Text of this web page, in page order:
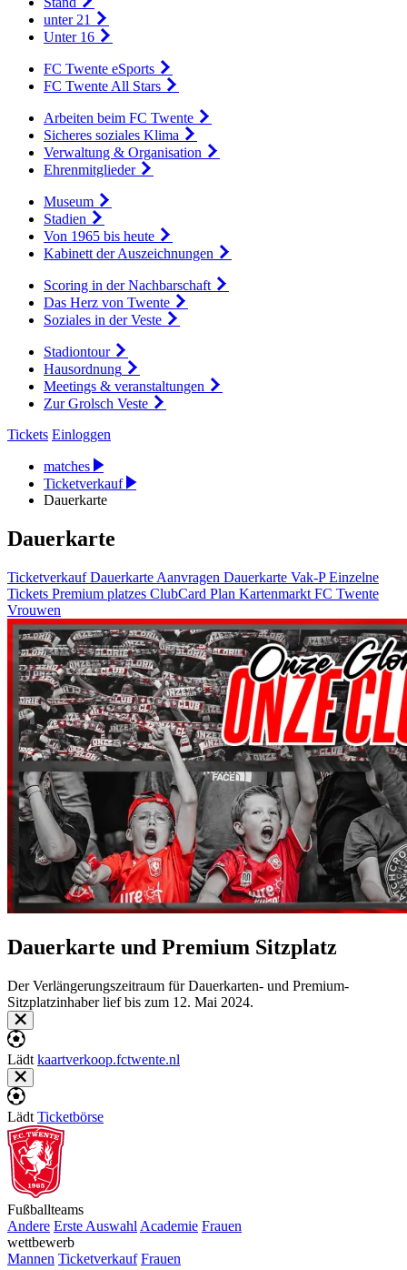
unter 21
Unter 16
FC Twente eSports
FC Twente All Stars
Arbeiten beim FC Twente
Sicheres soziales Klima
Verwaltung & Organisation
Ehrenmitglieder
Museum
Stadien
Von 1965 bis heute
Kabinett der Auszeichnungen
Scoring in der Nachbarschaft
Das Herz von Twente
Soziales in der Veste
Stadiontour
Hausordnung
Meetings & veranstaltungen
Zur Grolsch Veste
Tickets Einloggen
matches
Ticketverkauf
Dauerkarte
Dauerkarte
TicketverkaufDauerkarte Aanvragen Dauerkarte Vak-PEinzelne
Tickets Premium platzes ClubCard Plan Kartenmarkt FC Twente
Vrouwen
Dauerkarte und Premium Sitzplatz
Der Verlängerungszeitraum für Dauerkarten- und Premium-
Sitzplatzinhaber lief bis zum 12. Mai 2024.
Lädt kaartverkoop.fctwente.nl
Lädt Ticketbörse
Fußballteams
Andere Erste Auswahl Academie Frauen
wettbewerb
Mannen Ticketverkauf Frauen